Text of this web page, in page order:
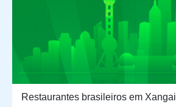
Restaurantes brasileiros em Xangai